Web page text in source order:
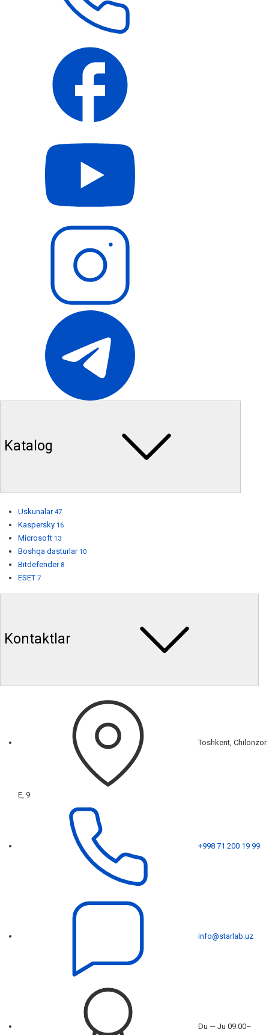
Katalog
Uskunalar 47
Kaspersky 16
Microsoft 13
Boshqa dasturlar 10
Bitdefender 8
ESET 7
Kontaktlar
Toshkent, Chilonzor
E, 9
+998 71 200 19 99
info@starlab.uz
Du — Ju 09:00–